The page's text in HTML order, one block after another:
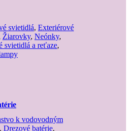
svietidlá, Exteriérové
Žiarovky, Neónky,
svietidlá a reťaze,
k vodovodným
, Drezové batérie,